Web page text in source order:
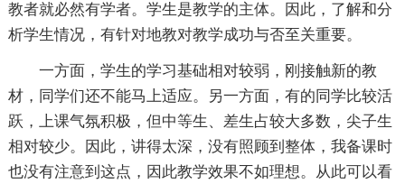
教者就必然有学者。学生是教学的主体。因此，了解和分
析学生情况，有针对地教对教学成功与否至关重要。
一方面，学生的学习基础相对较弱，刚接触新的教
材，同学们还不能马上适应。另一方面，有的同学比较活
跃，上课气氛积极，但中等生、差生占较大多数，尖子生
相对较少。因此，讲得太深，没有照顾到整体，我备课时
也没有注意到这点，因此教学效果不如理想。从此可以看